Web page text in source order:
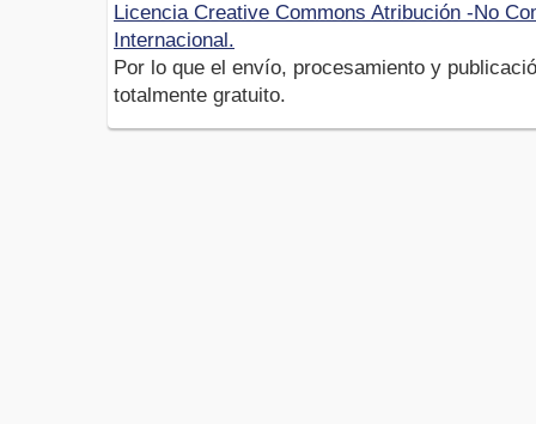
Licencia Creative Commons Atribución -No
Internacional.
Por lo que el envío, procesamiento y
totalmente gratuito.